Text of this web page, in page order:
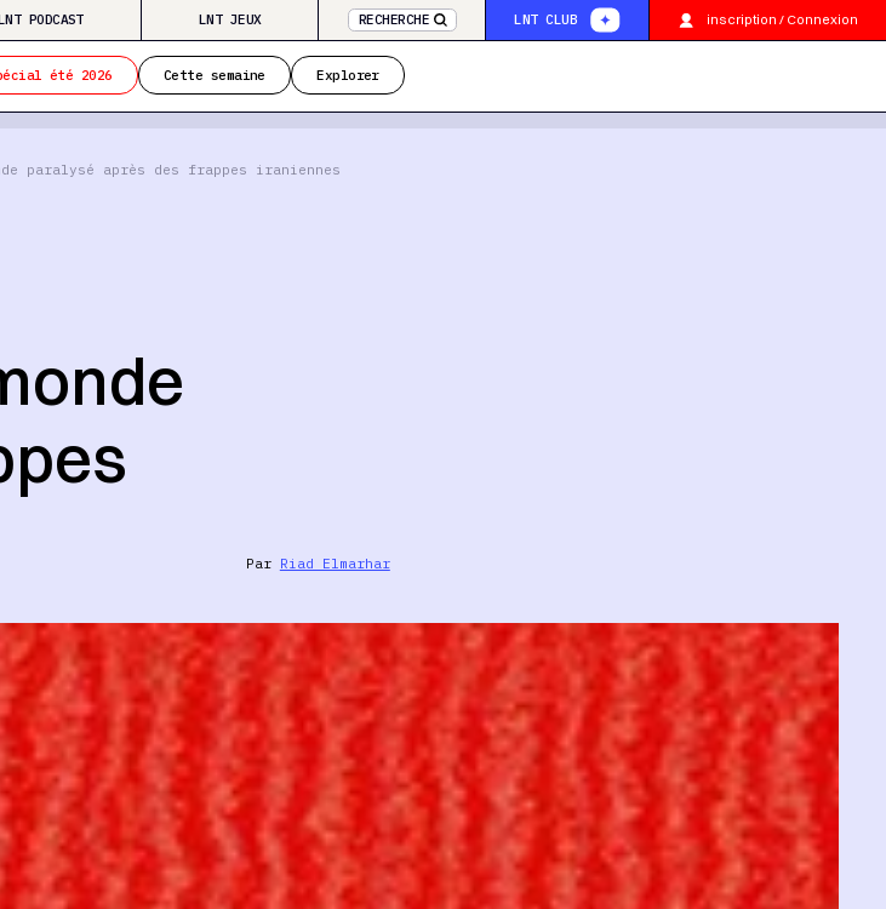
PODCAST LNT JEUX RECHERCHE LNT CLUB inscription / Connexion
été 2026 Cette semaine Explorer
paralysé après des frappes iraniennes
Par Riad Elmarhar